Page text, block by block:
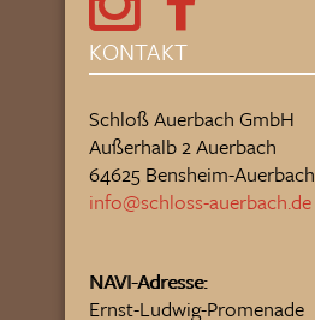
KONTAKT
Schloß Auerbach GmbH
Außerhalb 2 Auerbach
64625 Bensheim-Auerbach
info@schloss-auerbach.de
NAVI-Adresse:
Ernst-Ludwig-Promenade